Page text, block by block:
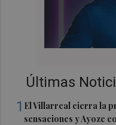
Últimas
1 El Villarreal cierra la
sensaciones y Ayoze